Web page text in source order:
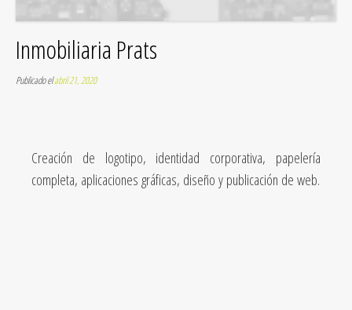
Inmobiliaria Prats
Publicado elabril 21, 2020
Creación de logotipo, identidad corporativa, papelería
completa, aplicaciones gráficas, diseño y publicación de web.